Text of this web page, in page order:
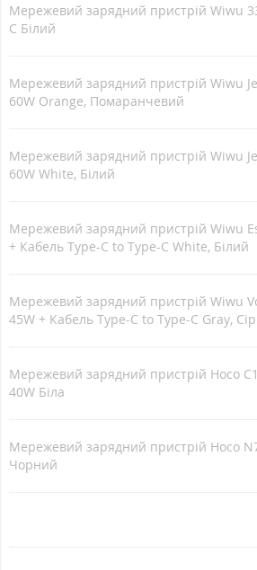
Мережевий зарядний пристрій Wiwu
C Білий
Мережевий зарядний пристрій Wiwu
60W Orange, Помаранчевий
Мережевий зарядний пристрій Wiwu
60W White, Білий
Мережевий зарядний пристрій Wiwu
+ Кабель Type-C to Type-C White, Білий
Мережевий зарядний пристрій Wiwu
45W + Кабель Type-C to Type-C Gray,
Мережевий зарядний пристрій Hoco
40W Біла
Мережевий зарядний пристрій Hoco
Чорний